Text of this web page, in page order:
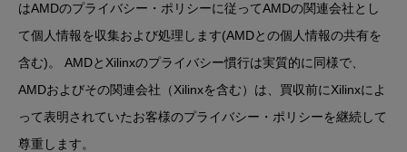
はAMDのプライバシー・ポリシーに従ってAMDの関連会社とし
て個人情報を収集および処理します(AMDとの個人情報の共有を
含む)。 AMDとXilinxのプライバシー慣行は実質的に同様で、
AMDおよびその関連会社（Xilinxを含む）は、買収前にXilinxによ
って表明されていたお客様のプライバシー・ポリシーを継続して
尊重します。